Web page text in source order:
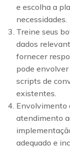
e escolha a
necessidades.
Treine seus
dados
fornecer
pode
scripts de
existentes.
Envolvimento
atendimento
adequado e